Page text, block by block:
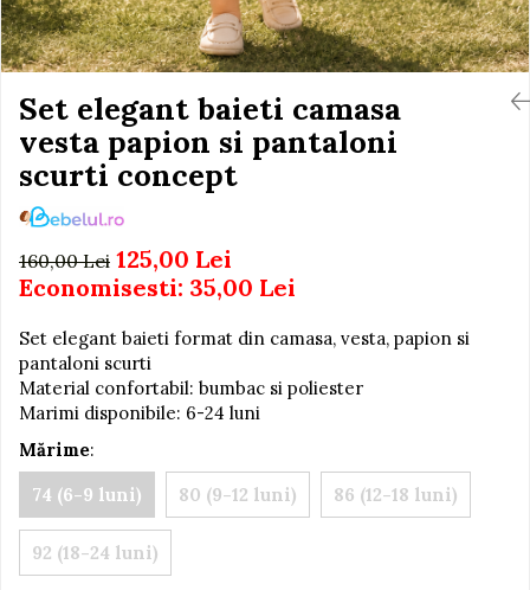
Jucarii de baie
Seturi de frumusete
Caluti balansoar
Interactive, educative si
muzicale
Ateliere si unelte
Blocuri de constructie
Creative
De plus
Electrocasnice si bucatarii
Fotolii gonflabile
Jocuri de indemanare
Jocuri sportive
Jucarii educative din lemn
Ingrijire cosmetica mamici
Perioada Alaptarii
Perioada Sarcinii
Pompe de san
Sisteme De Purtare
Set elegant baieti camasa
vesta papion si pantaloni
scurti concept
160,00 Lei 125,00 Lei
Economisesti: 35,00 Lei
Set elegant baieti format din camasa, vesta, papion si
pantaloni scurti
Material confortabil: bumbac si poliester
Marimi disponibile: 6-24 luni
Mărime:
74 (6-9 luni)
80 (9-12 luni) 86 (12-18 luni)
92 (18-24 luni)